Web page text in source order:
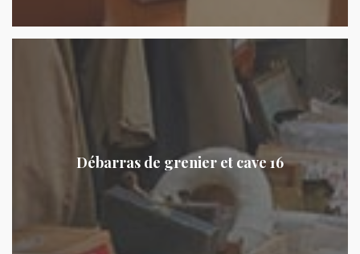
Débarras de grenier et cave 16